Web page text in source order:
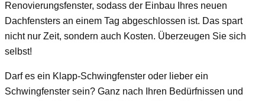
Renovierungsfenster, sodass der Einbau Ihres neuen
Dachfensters an einem Tag abgeschlossen ist. Das spart
nicht nur Zeit, sondern auch Kosten. Überzeugen Sie sich
selbst!
Darf es ein Klapp-Schwingfenster oder lieber ein
Schwingfenster sein? Ganz nach Ihren Bedürfnissen und